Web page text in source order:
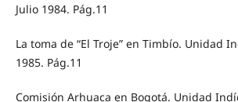
Julio 1984. Pág.11
La toma de “El Troje” en Timbío. Unidad
1985. Pág.11
Comisión Arhuaca en Bogotá. Unidad